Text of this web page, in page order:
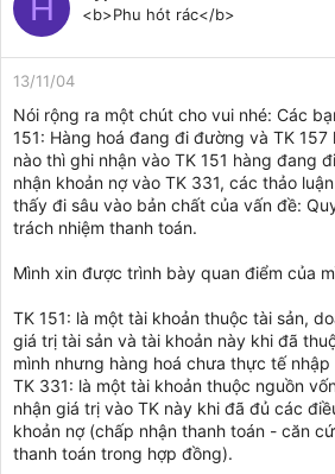
H <b>Phu hót rác</b>
13/11/04
Nói rộng ra một chút cho vui nhé: Các
151: Hàng hoá đang đi đường và TK 157
nào thì ghi nhận vào TK 151 hàng đang
nhận khoản nợ vào TK 331, các thảo
thấy đi sâu vào bản chất của vấn đề:
trách nhiệm thanh toán.
Mình xin được trình bày quan điểm của
TK 151: là một tài khoản thuộc tài sản,
giá trị tài sản và tài khoản này khi đã
mình nhưng hàng hoá chưa thực tế nhập
TK 331: là một tài khoản thuộc nguồn
nhận giá trị vào TK này khi đã đủ các
khoản nợ (chấp nhận thanh toán - căn
thanh toán trong hợp đồng).